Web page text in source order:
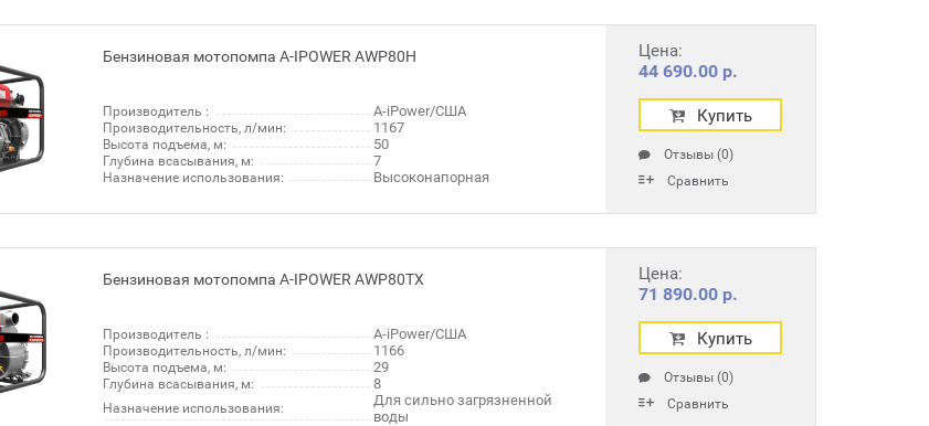
Бензиновая мотопомпа A-IPOWER AWP80H
Производитель : A-iPower/США
Производительность, л/мин: 1167
Высота подъема, м: 50
Глубина всасывания, м: 7
Назначение использования: Высоконапорная
Цена:
44 690.00 р.
Купить
Отзывы (0)
Сравнить
Бензиновая мотопомпа A-IPOWER AWP80TX
Производитель : A-iPower/США
Производительность, л/мин: 1166
Высота подъема, м: 29
Глубина всасывания, м: 8
Назначение использования:
Для сильно загрязненной
воды
Цена:
71 890.00 р.
Купить
Отзывы (0)
Сравнить